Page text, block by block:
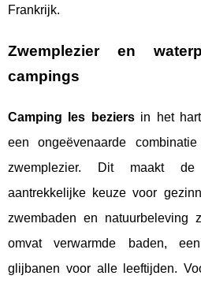
Frankrijk.
Zwemplezier en
campings
Camping les beziersin het hart
een ongeëvenaarde
zwemplezier. Dit maakt
aantrekkelijke keuze voor
zwembaden en natuurbeleving
omvat verwarmde baden,
glijbanen voor alle leeftijden.